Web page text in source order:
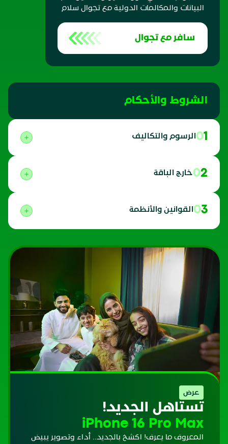
البيانات والمكالمات الدولية مع تجوال سلام
سافر مع تجوال
الشروط والأحكام
01 الرسوم والتكاليف
02 خارج الباقة
03 القوانين والأنظمة
عرض
تستاهل الجديد!
iPhone 16 Pro Max
المعروف ما يعرف! اكشخ بالجديد.. أداء وتصوير يبيض